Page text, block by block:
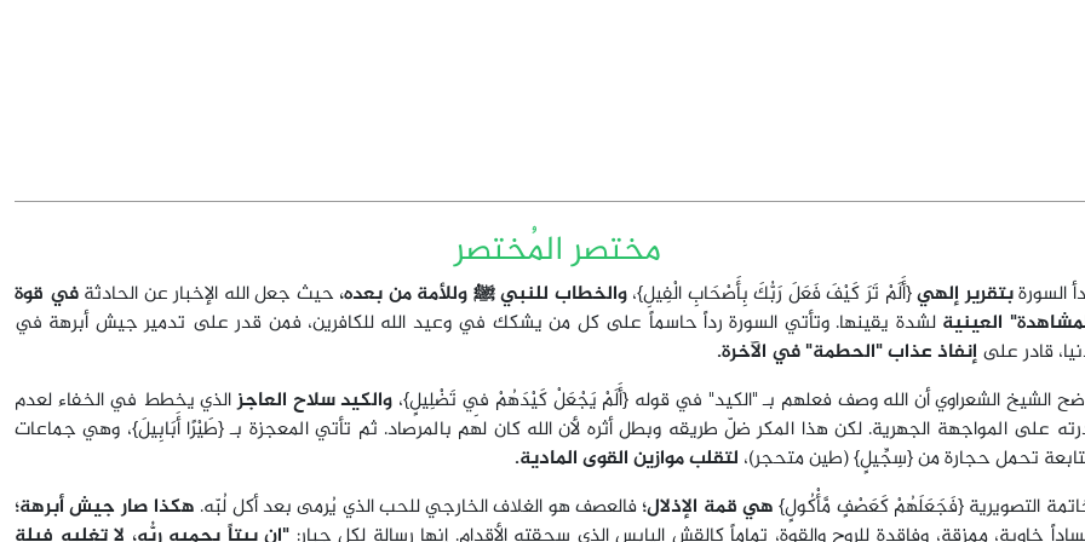
مختصر المُختصر
السورةبتقرير إلهي{أَلَمْ تَرَ كَيْفَ فَعَلَ رَبُّكَ بِأَصْحَابِ الْفِيلِ}،والخطاب للنبي ﷺ وللأمة من بعده، حيث جعل الله الإخبار عن الحادثةفي قوة
العينية لشدة يقينها. وتأتي السورة رداً حاسماً على كل من يشكك في وعيد الله للكافرين، فمن قدر على تدمير جيش أبرهة في
قادر علىإنفاذ عذاب "الحطمة" في الآخرة.
الشيخ الشعراوي أن الله وصف فعلهم بـ "الكيد" في قوله {أَلَمْ يَجْعَلْ كَيْدَهُمْ فِي تَضْلِيلٍ}، والكيد سلاح العاجزالذي يخطط في الخفاء لعدم
على المواجهة الجهرية. لكن هذا المكر ضلّ طريقه وبطل أثره لأن الله كان لهم بالمرصاد. ثم تأتي المعجزة بـ {طَيْرًا أَبَابِيلَ}، وهي جماعات
تحمل حجارة من {سِجِّيلٍ} (طين متحجر)، لتقلب موازين القوى المادية.
التصويرية {فَجَعَلَهُمْ كَعَصْفٍ مَّأْكُولٍ}هي قمة الإذلال؛فالعصف هو الغلاف الخارجي للحب الذي يُرمى بعد أكل لُبّه. هكذا صار جيش أبرهة؛